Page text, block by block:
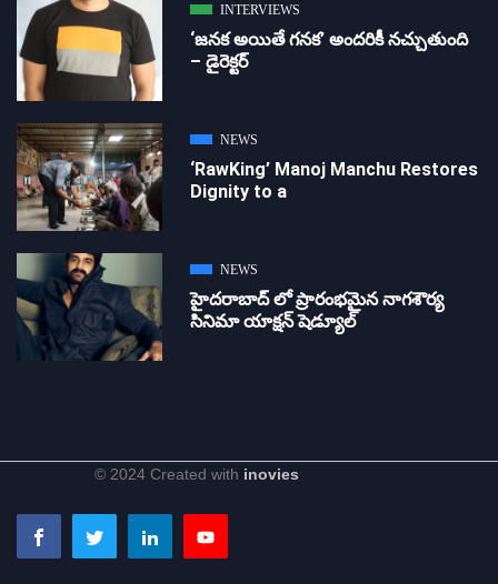
INTERVIEWS
‘జ‌న‌క అయితే గ‌న‌క‌’ అందరికీ నచ్చుతుంది
– డైరెక్ట‌ర్
NEWS
‘RawKing’ Manoj Manchu Restores
Dignity to a
NEWS
హైదరాబాద్ లో ప్రారంభమైన నాగశౌర్య
సినిమా యాక్షన్ షెడ్యూల్
© 2024 Created with inovies